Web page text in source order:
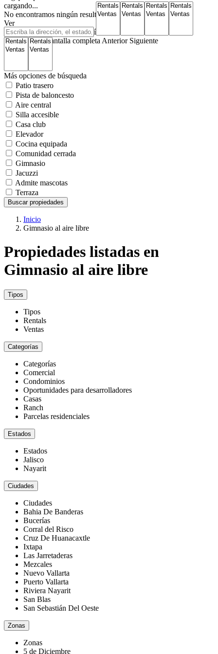
cargando...
No encontramos ningún resultado
Ver
Mapa de carreteras Satélite Híbrido
Mi ubicación Pantalla completa Anterior Siguiente
Más opciones de búsqueda
Patio trasero
Pista de baloncesto
Aire central
Silla accesible
Casa club
Elevador
Cocina equipada
Comunidad cerrada
Gimnasio
Jacuzzi
Admite mascotas
Terraza
Buscar propiedades
Inicio
Gimnasio al aire libre
Propiedades listadas en
Gimnasio al aire libre
Tipos
Tipos
Rentals
Ventas
Categorías
Categorías
Comercial
Condominios
Oportunidades para desarrolladores
Casas
Ranch
Parcelas residenciales
Estados
Estados
Jalisco
Nayarit
Ciudades
Ciudades
Bahia De Banderas
Bucerías
Corral del Risco
Cruz De Huanacaxtle
Ixtapa
Las Jarretaderas
Mezcales
Nuevo Vallarta
Puerto Vallarta
Riviera Nayarit
San Blas
San Sebastián Del Oeste
Zonas
Zonas
5 de Diciembre